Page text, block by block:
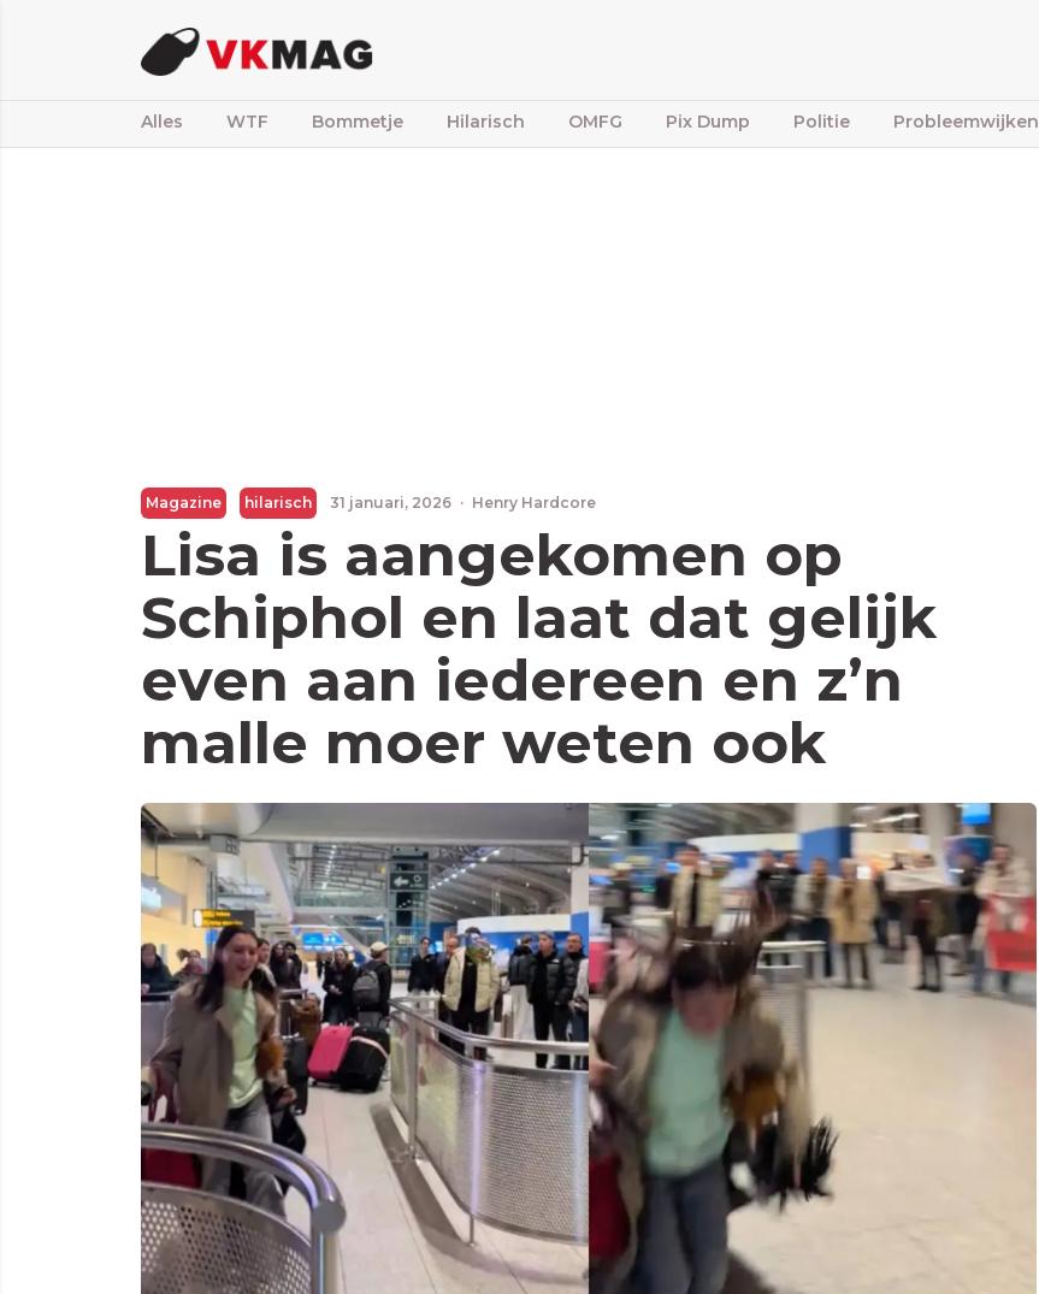
Alles WTF Bommetje Hilarisch OMFG Pix Dump Politie Probleemwijken
Magazine hilarisch 31 januari, 2026 · Henry Hardcore
Lisa is aangekomen op
Schiphol en laat dat gelijk
even aan iedereen en z’n
malle moer weten ook